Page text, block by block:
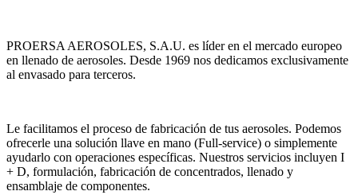
PROERSA AEROSOLES, S.A.U. es líder en el mercado europeo
en llenado de aerosoles. Desde 1969 nos dedicamos exclusivamente
al envasado para terceros.
Le facilitamos el proceso de fabricación de tus aerosoles. Podemos
ofrecerle una solución llave en mano (Full-service) o simplemente
ayudarlo con operaciones específicas. Nuestros servicios incluyen I
+ D, formulación, fabricación de concentrados, llenado y
ensamblaje de componentes.